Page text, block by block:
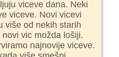
viceve dana. Neki
viceve. Novi vicevi
više od nekih starih
vic možda lošiji.
najnovije viceve.